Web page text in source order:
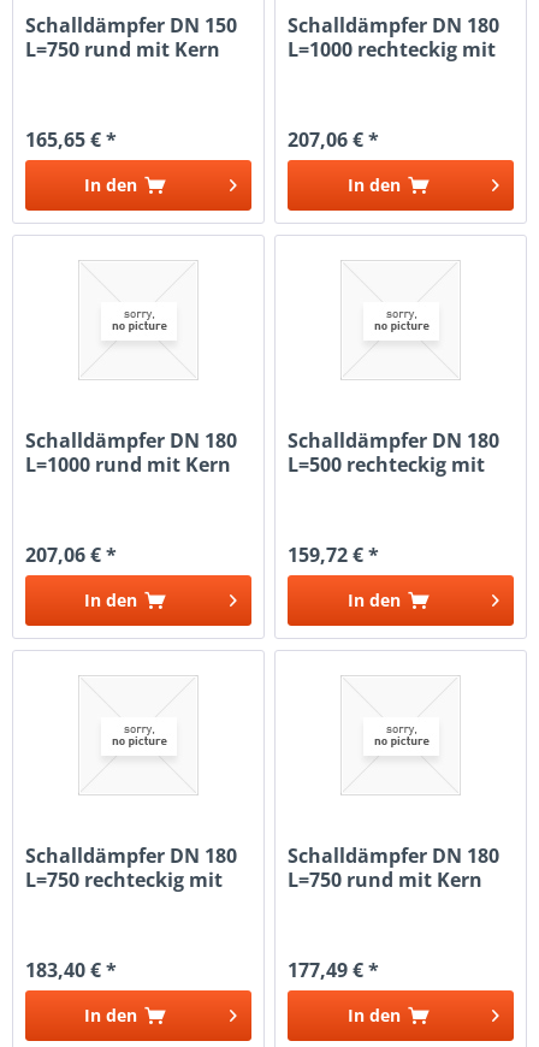
Schalldämpfer DN 150
L=750 rund mit Kern
165,65 € *
In den
Schalldämpfer DN 180
L=1000 rechteckig mit
207,06 € *
In den
Schalldämpfer DN 180
L=1000 rund mit Kern
207,06 € *
In den
Schalldämpfer DN 180
L=500 rechteckig mit
159,72 € *
In den
Schalldämpfer DN 180
L=750 rechteckig mit
183,40 € *
In den
Schalldämpfer DN 180
L=750 rund mit Kern
177,49 € *
In den